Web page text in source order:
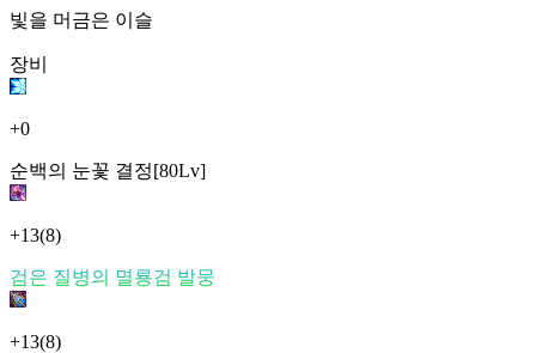
빛을 머금은 이슬
장비
+0
순백의 눈꽃 결정[80Lv]
+13(8)
검은 질병의 멸룡검 발뭉
+13(8)